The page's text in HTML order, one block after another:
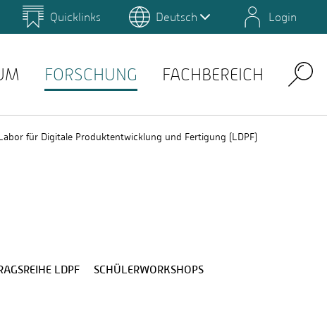
Campus Gestaltung Umwelt-Campus Birkenfeld
Lernplattformen
Quicklinks Deutsch Login
FORSCHUNG FACHBEREICH Search
für Digitale Produktentwicklung und Fertigung (LDPF)
LDPF
SCHÜLERWORKSHOPS